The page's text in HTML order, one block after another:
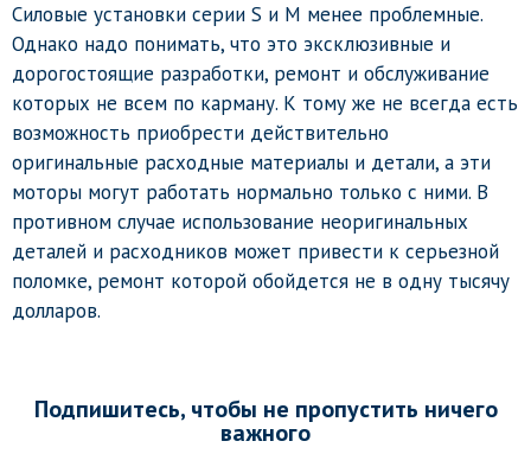
Силовые установки серии S и M менее проблемные.
Однако надо понимать, что это эксклюзивные и
дорогостоящие разработки, ремонт и обслуживание
которых не всем по карману. К тому же не всегда есть
возможность приобрести действительно
оригинальные расходные материалы и детали, а эти
моторы могут работать нормально только с ними. В
противном случае использование неоригинальных
деталей и расходников может привести к серьезной
поломке, ремонт которой обойдется не в одну тысячу
долларов.
Подпишитесь, чтобы не пропустить ничего
важного